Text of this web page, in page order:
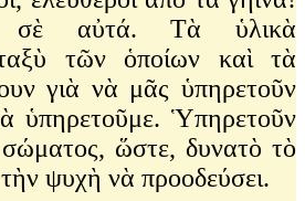
σὲ αὐτά. Τὰ ὑλικὰ
τῶν ὁποίων καὶ τὰ
γιὰ νὰ μᾶς ὑπηρετοῦν
ὑπηρετοῦμε. Ὑπηρετοῦν
σώματος, ὥστε, δυνατὸ τὸ
ψυχὴ νὰ προοδεύσει.